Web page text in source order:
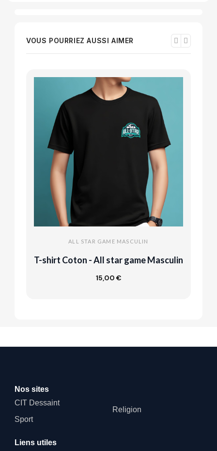
VOUS POURRIEZ AUSSI AIMER
ALL STAR GAME MASCULIN
T-shirt Coton - All star game Masculin
15,00 €
Customize
Nos sites
CIT Dessaint
Sport
Religion
Liens utiles